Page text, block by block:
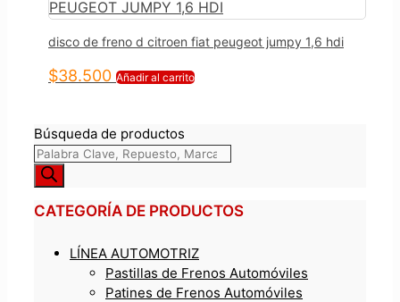
disco de freno d citroen fiat peugeot jumpy 1,6 hdi
$38.500 Añadir al carrito
Búsqueda de productos
CATEGORÍA DE PRODUCTOS
LÍNEA AUTOMOTRIZ
Pastillas de Frenos Automóviles
Patines de Frenos Automóviles